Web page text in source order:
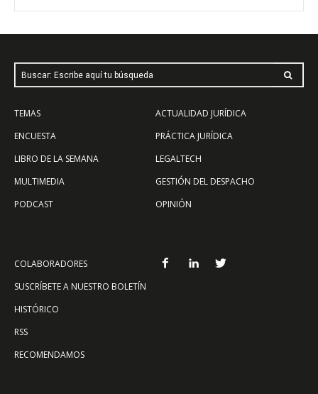
Buscar: Escribe aquí tu búsqueda
TEMAS
ENCUESTA
LIBRO DE LA SEMANA
MULTIMEDIA
PODCAST
ACTUALIDAD JURÍDICA
PRÁCTICA JURÍDICA
LEGALTECH
GESTIÓN DEL DESPACHO
OPINIÓN
COLABORADORES
SUSCRÍBETE A NUESTRO BOLETÍN
HISTÓRICO
RSS
RECOMENDAMOS